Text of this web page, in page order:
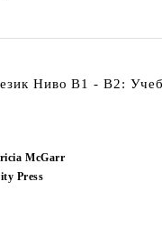
Ниво B1 - B2:
McGarr
Press